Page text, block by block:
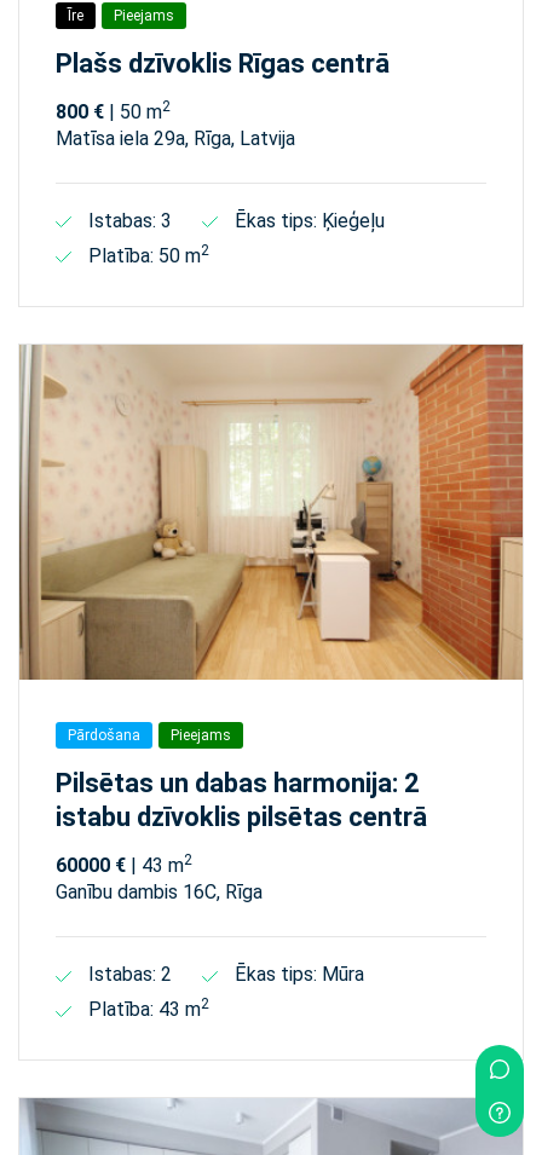
Īre Pieejams
Plašs dzīvoklis Rīgas centrā
800 € | 50 m2
Matīsa iela 29а, Rīga, Latvija
Istabas: 3
Ēkas tips: Ķieģeļu
Platība: 50 m2
Pārdošana Pieejams
Pilsētas un dabas harmonija: 2
istabu dzīvoklis pilsētas centrā
60000 € | 43 m2
Ganību dambis 16C, Rīga
Istabas: 2
Ēkas tips: Mūra
Platība: 43 m2